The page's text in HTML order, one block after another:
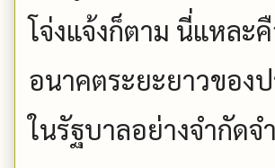
โจ่งแจ้งก็ตาม นี่แหล
อนาคตระยะยาวของ
ในรัฐบาลอย่างจำกัดจ